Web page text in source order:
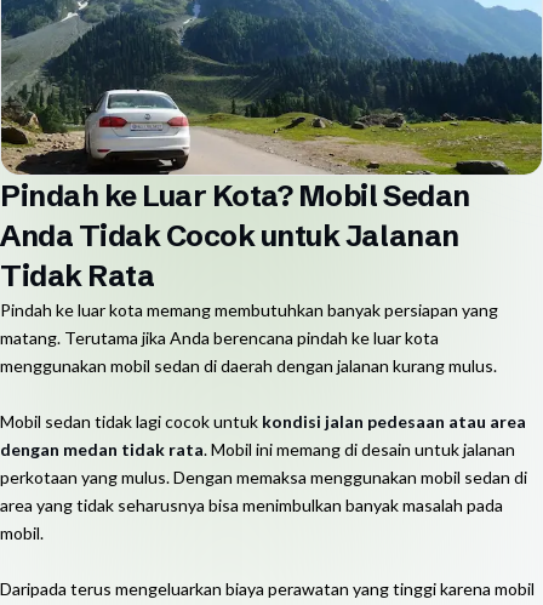
Pindah ke Luar Kota? Mobil Sedan
Anda Tidak Cocok untuk Jalanan
Tidak Rata
Pindah ke luar kota memang membutuhkan banyak persiapan yang
matang. Terutama jika Anda berencana pindah ke luar kota
menggunakan mobil sedan di daerah dengan jalanan kurang mulus.
Mobil sedan tidak lagi cocok untuk kondisi jalan pedesaan atau area
dengan medan tidak rata. Mobil ini memang di desain untuk jalanan
perkotaan yang mulus. Dengan memaksa menggunakan mobil sedan di
area yang tidak seharusnya bisa menimbulkan banyak masalah pada
mobil.
Daripada terus mengeluarkan biaya perawatan yang tinggi karena mobil